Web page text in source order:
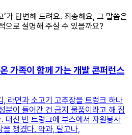
가 답변해 드려요. 죄송해요, 그 말씀은
으로 설명해 주실 수 있을까요?
족이 함께 가는 개발 콘퍼런스
라면과 소고기 고추장을 트렁크 하나
분이 들어간 건 금지 물품이라고 해 짐
대신 빈 트렁크에 부스에서 자원봉사
을 챙겼다. 약과, 달고나,